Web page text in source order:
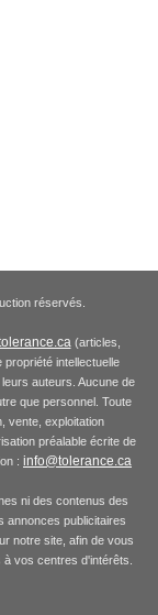
réservés.
(articles,
intellectuelle
auteurs. Aucune de
que personnel. Toute
vente, exploitation
préalable écrite de
: info@tolerance.ca
ni des contenus des
annonces publicitaires
notre site, afin de vous
vos centres d'intérêts.